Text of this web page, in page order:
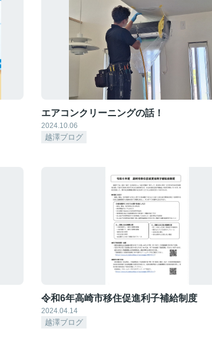
エアコンクリーニングの話！
2024.10.06
越澤ブログ
令和6年高崎市移住促進利子補給制度
2024.04.14
越澤ブログ